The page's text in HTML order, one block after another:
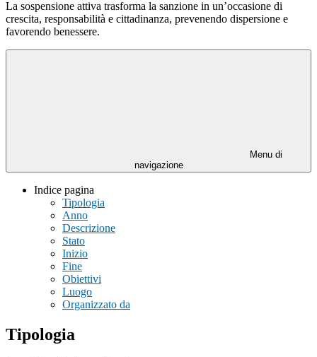
La sospensione attiva trasforma la sanzione in un’occasione di
crescita, responsabilità e cittadinanza, prevenendo dispersione e
favorendo benessere.
Menu di
navigazione
Indice pagina
Tipologia
Anno
Descrizione
Stato
Inizio
Fine
Obiettivi
Luogo
Organizzato da
Tipologia